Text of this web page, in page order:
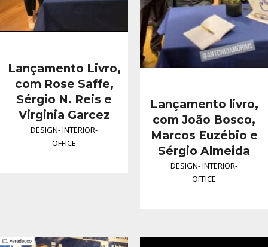
Lançamento Livro,
com Rose Saffe,
Sérgio N. Reis e
Virginia Garcez
DESIGN-INTERIOR-
OFFICE
Lançamento livro,
com João Bosco,
Marcos Euzébio e
Sérgio Almeida
DESIGN-INTERIOR-
OFFICE